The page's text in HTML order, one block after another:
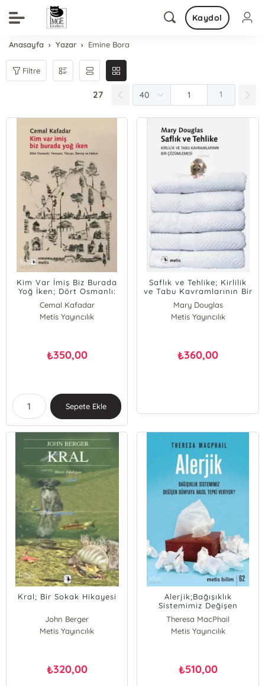
Kaydol
Anasayfa Yazar Emine Bora
Filtre
27 1
Kim Var İmiş Biz Burada
Yoğ İken; Dört Osmanlı:
Yeniçeri, Tüccar, Derviş ve
Hatun
Cemal Kafadar
Metis Yayıncılık
₺350,00
Sepete Ekle
Saflık ve Tehlike; Kirlilik
ve Tabu Kavramlarının Bir
Çözümlemesi
Mary Douglas
Metis Yayıncılık
₺360,00
Kral; Bir Sokak Hikayesi
John Berger
Metis Yayıncılık
₺320,00
Alerjik;Bağışıklık
Sistemimiz Değişen
Dünyaya Nasıl Tepki
Veriyor?
Theresa MacPhail
Metis Yayıncılık
₺510,00